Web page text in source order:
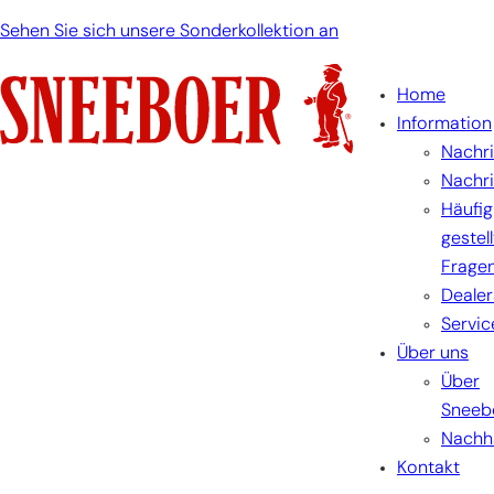
Inhalt
Sehen Sie sich unsere Sonderkollektion an
Home
Information
Häufig
Über uns
Über
Kontakt